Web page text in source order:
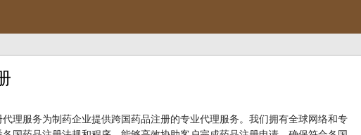
理服务为制药企业提供跨国药品注册的专业代理服务。我们拥有全球网络和专